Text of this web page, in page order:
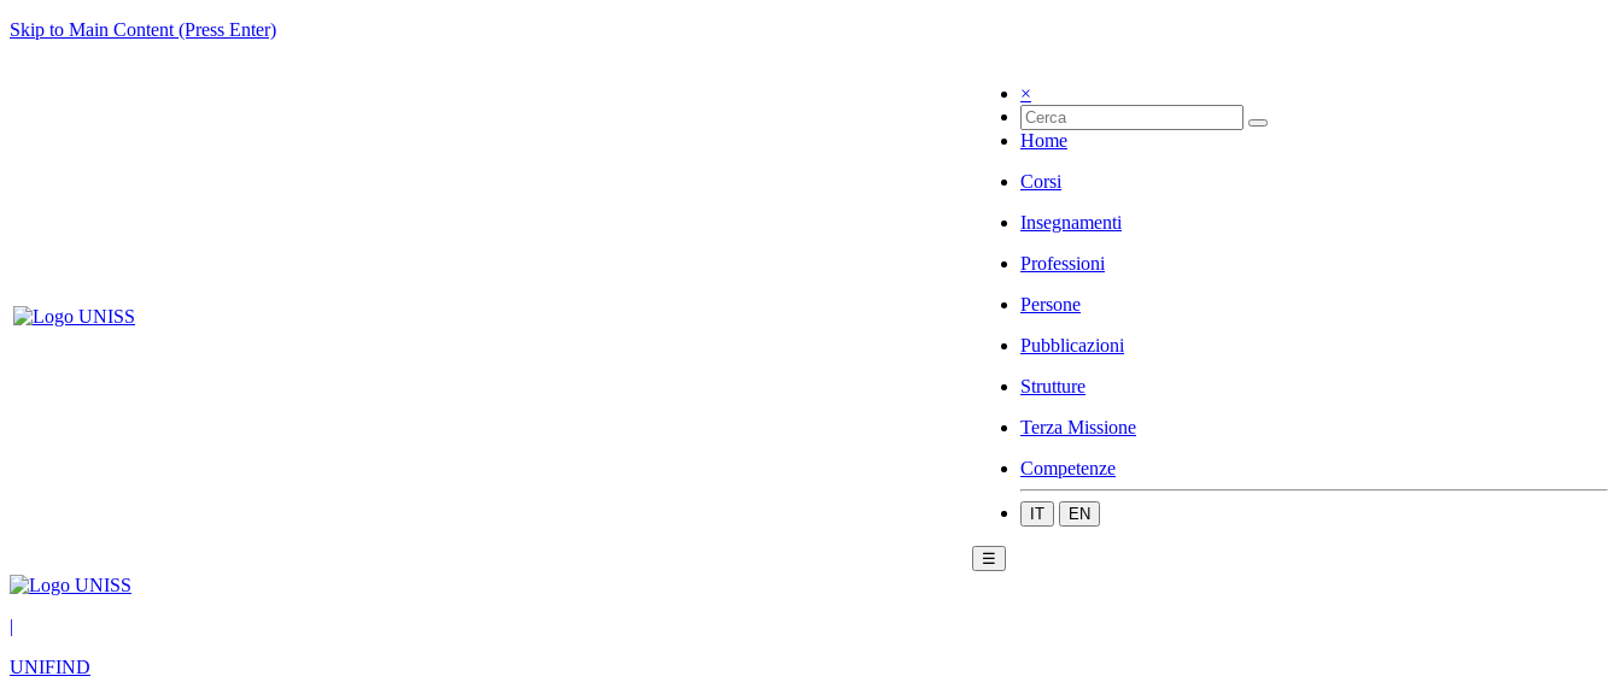
Skip to Main Content (Press Enter)
×
Home
Corsi
Insegnamenti
Professioni
Persone
Pubblicazioni
Strutture
Terza Missione
Competenze
IT EN
☰
|
UNIFIND